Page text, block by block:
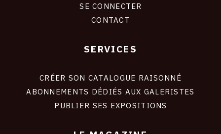
SE CONNECTER
CONTACT
SERVICES
CRÉER SON CATALOGUE RAISONNÉ
ABONNEMENTS DÉDIÉS AUX GALERISTES
PUBLIER SES EXPOSITIONS